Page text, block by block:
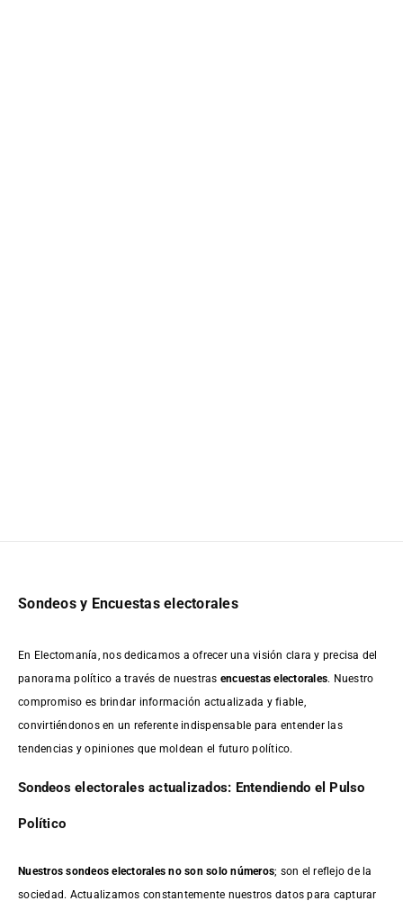
Sondeos y Encuestas electorales
En Electomanía, nos dedicamos a ofrecer una visión clara y precisa del
panorama político a través de nuestras encuestas electorales. Nuestro
compromiso es brindar información actualizada y fiable,
convirtiéndonos en un referente indispensable para entender las
tendencias y opiniones que moldean el futuro político.
Sondeos electorales actualizados: Entendiendo el Pulso
Político
Nuestros sondeos electorales no son solo números; son el reflejo de la
sociedad. Actualizamos constantemente nuestros datos para capturar